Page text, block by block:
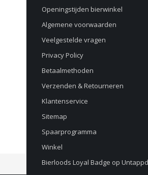
Openingstijden bierwinkel
Algemene voorwaarden
Veelgestelde vragen
Privacy Policy
Betaalmethoden
Verzenden & Retourneren
Klantenservice
Sitemap
Spaarprogramma
Winkel
Bierloods Loyal Badge op Untappd